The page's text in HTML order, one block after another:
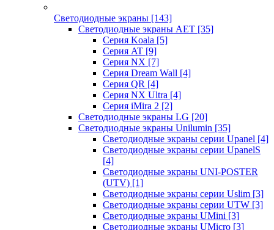
Светодиодные экраны [143]
Светодиодные экраны AET [35]
Cерия Koala [5]
Серия AT [9]
Серия NX [7]
Серия Dream Wall [4]
Серия QR [4]
Серия NX Ultra [4]
Серия iMira 2 [2]
Светодиодные экраны LG [20]
Светодиодные экраны Unilumin [35]
Светодиодные экраны серии Upanel [4]
Светодиодные экраны серии UpanelS
[4]
Светодиодные экраны UNI-POSTER
(UTV) [1]
Светодиодные экраны серии Uslim [3]
Светодиодные экраны серии UTW [3]
Светодиодные экраны UMini [3]
Светодиодные экраны UMicro [3]